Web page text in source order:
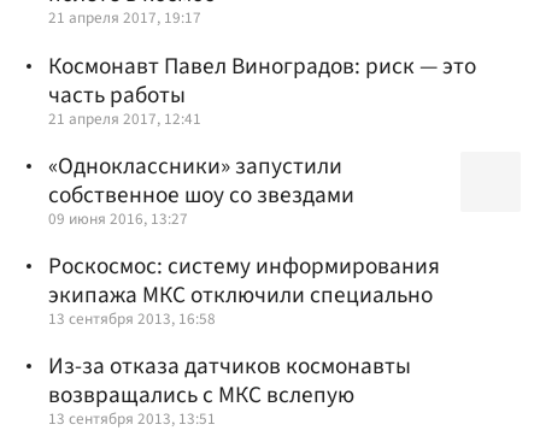
21 апреля 2017, 19:17
Космонавт Павел Виноградов: риск — это
часть работы
21 апреля 2017, 12:41
«Одноклассники» запустили
собственное шоу со звездами
09 июня 2016, 13:27
Роскосмос: систему информирования
экипажа МКС отключили специально
13 сентября 2013, 16:58
Из-за отказа датчиков космонавты
возвращались с МКС вслепую
13 сентября 2013, 13:51